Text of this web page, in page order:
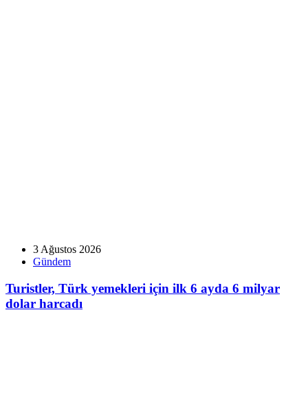
3 Ağustos 2026
Gündem
Turistler, Türk yemekleri için ilk 6 ayda 6 milyar
dolar harcadı